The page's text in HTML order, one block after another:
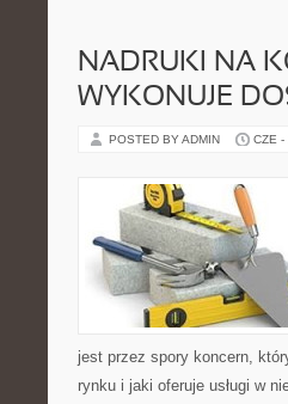
NADRUKI NA
WYKONUJE
POSTED BY ADMIN CZE -
jest przez spory koncern,
rynku i jaki oferuje usługi w